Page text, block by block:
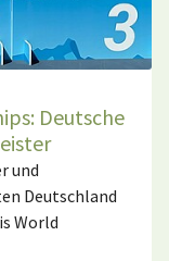
Deutsche
und
Deutschland
World